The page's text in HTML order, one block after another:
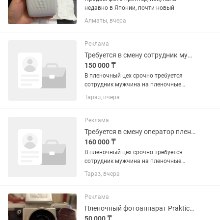
недавно в Японии, почти новый
Алматы, вчера
Реклама
Требуется в смену сотрудник мужчина в пленочный цех на станки
150 000 ₸
В пленочный цех срочно требуется
сотрудник мужчина на пленочные
станки. Опыт не обязательно! Научим
работать на станках. Требования:
работу. Официальное...
Тараз, вчера
Реклама
Требуется в смену оператор пленочных экструдеров
160 000 ₸
В пленочный цех срочно требуется
сотрудник мужчина на пленочные
экструдеры. Опыт не обязательно!
Научим работать на станках.
Тараз, вчера
Реклама
Пленочный фотоаппарат PrakticazFX.Германия.